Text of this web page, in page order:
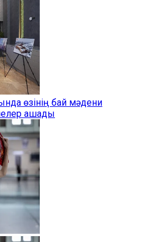
өзінің бай мәдени
ашады